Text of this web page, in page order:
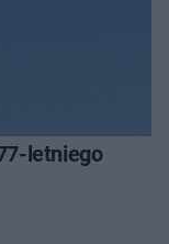
letniego